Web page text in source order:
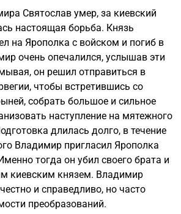
Святослав умер, за киевский
настоящая борьба. Князь
на Ярополка с войском и погиб в
очень опечалился, услышав эти
он решил отправиться в
чтобы встретившись со
собрать большое и сильное
наступление на мятежного
длилась долго, в течение
Владимир пригласил Ярополка
тогда он убил своего брата и
киевским князем. Владимир
и справедливо, но часто
преобразований.